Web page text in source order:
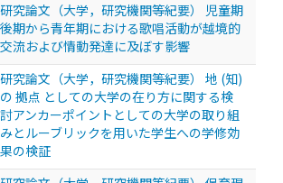
研究論文（大学，研究機関等紀要） 児童期
後期から青年期における歌唱活動が越境的
交流および情動発達に及ぼす影響
研究論文（大学，研究機関等紀要） 地 (知)
の 拠点 としての大学の在り方に関する検
討アンカーポイントとしての大学の取り組
みとルーブリックを用いた学生への学修効
果の検証